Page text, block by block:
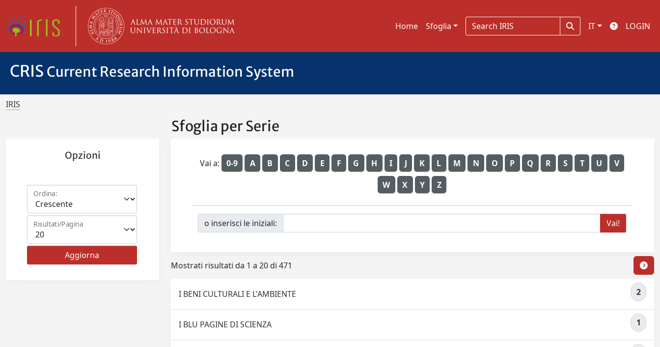
Home Sfoglia IT LOGIN
CRIS Current Research Information System
IRIS
Sfoglia per Serie
Opzioni
Ordina:
Risultati/Pagina
Vai a: 0-9 A B C D E F G H I J K L M N O P Q R S T U V
W X Y Z
o inserisci le iniziali:
Mostrati risultati da 1 a 20 di 471
I BENI CULTURALI E L'AMBIENTE 2
I BLU PAGINE DI SCIENZA 1